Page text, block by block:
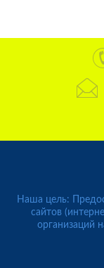
Наша цель:
сайтов
организаций